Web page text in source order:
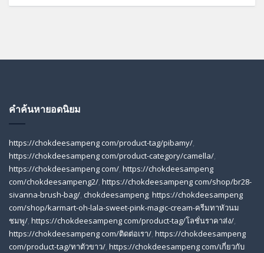
คำค้นหายอดนิยม
https://chokdeesampeng com/product-tag/pibamy/,
https://chokdeesampeng com/product-category/camella/,
https://chokdeesampeng com/, https://chokdeesampeng
com/chokdeesampeng2/, https://chokdeesampeng com/shop/br28-
sivanna-brush-bag/, chokdeesampeng, https://chokdeesampeng
com/shop/karmart-oh-lala-sweet-pink-magic-cream-ครีมทาหัวนม
ชมพู/, https://chokdeesampeng com/product-tag/โลชั่นราคาส่ง/,
https://chokdeesampeng com/ติดต่อเรา/, https://chokdeesampeng
com/product-tag/ทาตัวขาว/, https://chokdeesampeng com/เกี่ยวกับ